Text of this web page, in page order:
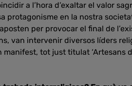
a l’hora d’exaltar el valor
protagonisme en la nostra
per provocar el final de
van intervenir diversos líders
tot just titulat ‘Artesans